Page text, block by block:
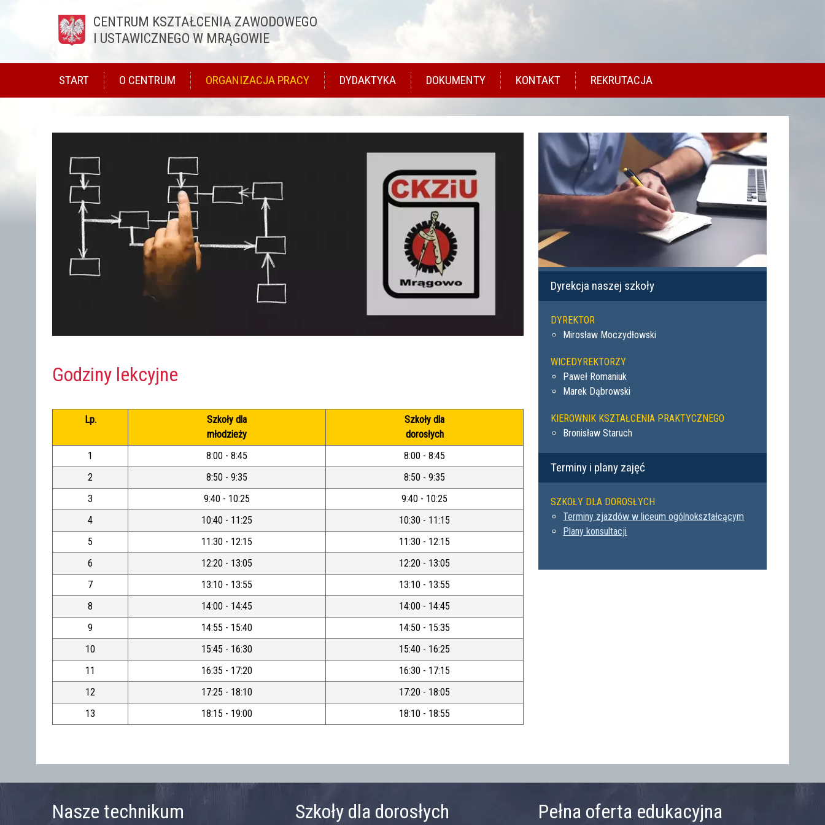
Przejdź do treści
CENTRUM KSZTAŁCENIA ZAWODOWEGO
I USTAWICZNEGO W MRĄGOWIE
START O CENTRUM ORGANIZACJA PRACY DYDAKTYKA DOKUMENTY KONTAKT REKRUTACJA
Godziny lekcyjne
Lp.
Szkoły dla
młodzieży
Szkoły dla
dorosłych
1
8:00 - 8:45
8:00 - 8:45
2
8:50 - 9:35
8:50 - 9:35
3
9:40 - 10:25
9:40 - 10:25
4
10:40 - 11:25
10:30 - 11:15
5
11:30 - 12:15
11:30 - 12:15
6
12:20 - 13:05
12:20 - 13:05
7
13:10 - 13:55
13:10 - 13:55
8
14:00 - 14:45
14:00 - 14:45
9
14:55 - 15:40
14:50 - 15:35
10
15:45 - 16:30
15:40 - 16:25
11
16:35 - 17:20
16:30 - 17:15
12
17:25 - 18:10
17:20 - 18:05
13
18:15 - 19:00 18:10 - 18:55
Dyrekcja naszej szkoły
DYREKTOR
Mirosław Moczydłowski
WICEDYREKTORZY
Paweł Romaniuk
Marek Dąbrowski
KIEROWNIK KSZTAŁCENIA PRAKTYCZNEGO
Bronisław Staruch
Terminy i plany zajęć
SZKOŁY DLA DOROSŁYCH
Terminy zjazdów w liceum ogólnokształcącym
Plany konsultacji
Nasze technikum Szkoły dla dorosłych Pełna oferta edukacyjna